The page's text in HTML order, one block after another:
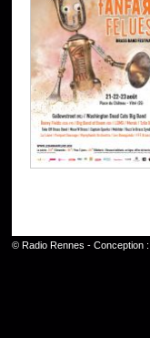
© Radio Rennes - Conception :